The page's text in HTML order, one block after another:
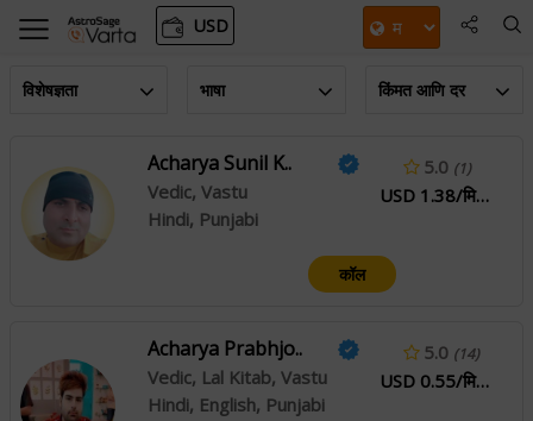
USD
विशेषज्ञता भाषा किंमत आणि दर
Acharya Sunil K..
Vedic, Vastu
Hindi, Punjabi
5.0 (1)
USD 1.38/मिनिटे
कॉल
Acharya Prabhjo..
Vedic, Lal Kitab, Vastu
Hindi, English, Punjabi
5.0 (14)
USD 0.55/मिनिटे